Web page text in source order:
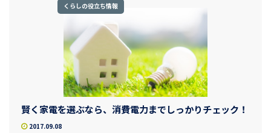
くらしの役立ち情報
賢く家電を選ぶなら、消費電力までしっかりチェック！
2017.09.08